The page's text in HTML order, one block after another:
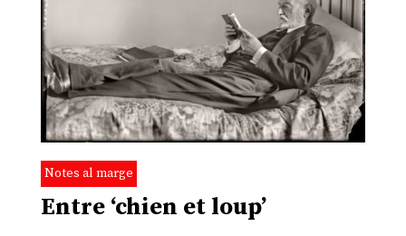
Notes al marge
Entre ‘chien et loup’